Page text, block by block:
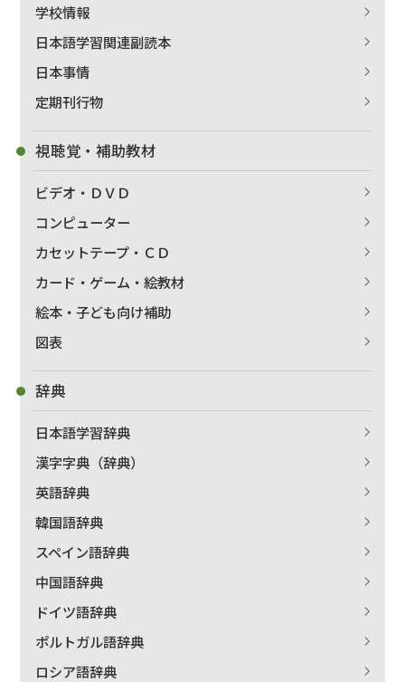
学校情報
日本語学習関連副読本
日本事情
定期刊行物
視聴覚・補助教材
ビデオ・ＤＶＤ
コンピューター
カセットテープ・ＣＤ
カード・ゲーム・絵教材
絵本・子ども向け補助
図表
辞典
日本語学習辞典
漢字字典（辞典）
英語辞典
韓国語辞典
スペイン語辞典
中国語辞典
ドイツ語辞典
ポルトガル語辞典
ロシア語辞典